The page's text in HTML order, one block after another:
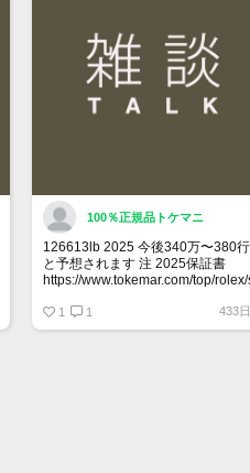
100％正規品トケマニ
126613lb 2025 今後340万〜380行
と予想されます 注 2025保証書
https://www.tokemar.com/top/
マジ上がる予想しかない
1 1 433